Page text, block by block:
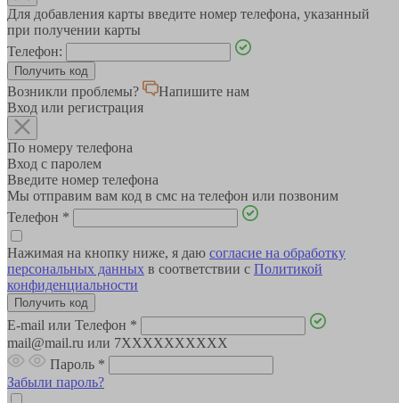
Для добавления карты введите номер телефона, указанный
при получении карты
Телефон:
Возникли проблемы?
Напишите нам
Вход или регистрация
По номеру телефона
Вход с паролем
Введите номер телефона
Мы отправим вам код в смс на телефон или позвоним
Телефон *
Нажимая на кнопку ниже, я даю согласие на обработку
персональных данных в соответствии с Политикой
конфиденциальности
E-mail или Телефон *
mail@mail.ru или 7XXXXXXXXXX
Пароль *
Забыли пароль?